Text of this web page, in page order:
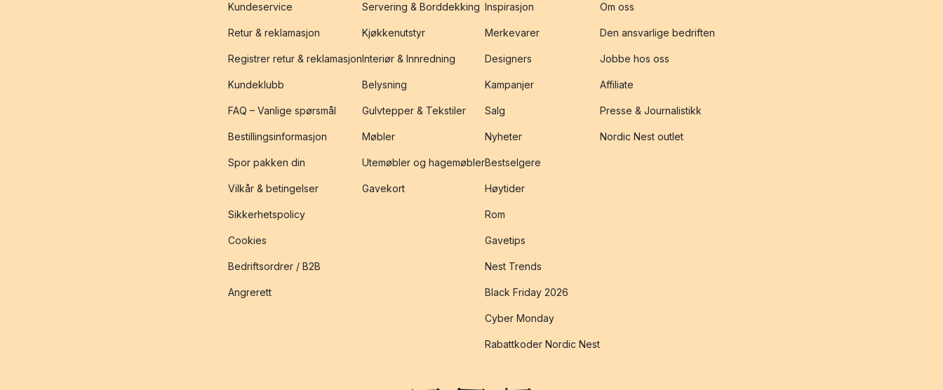
Kundeservice
Retur & reklamasjon
Registrer retur & reklamasjon
Kundeklubb
FAQ – Vanlige spørsmål
Bestillingsinformasjon
Spor pakken din
Vilkår & betingelser
Sikkerhetspolicy
Cookies
Bedriftsordrer / B2B
Angrerett
Servering & Borddekking
Kjøkkenutstyr
Interiør & Innredning
Belysning
Gulvtepper & Tekstiler
Møbler
Utemøbler og hagemøbler
Gavekort
Inspirasjon
Merkevarer
Designers
Kampanjer
Salg
Nyheter
Bestselgere
Høytider
Rom
Gavetips
Nest Trends
Black Friday 2026
Cyber Monday
Rabattkoder Nordic Nest
Om oss
Den ansvarlige bedriften
Jobbe hos oss
Affiliate
Presse & Journalistikk
Nordic Nest outlet